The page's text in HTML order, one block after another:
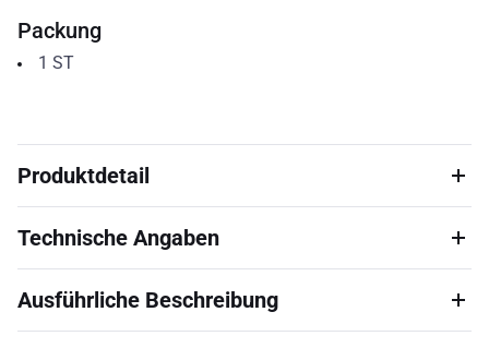
Packung
1 ST
Produktdetail
Technische Angaben
Ausführliche Beschreibung